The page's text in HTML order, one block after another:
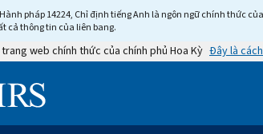
pháp 14224, Chỉ định tiếng Anh là ngôn ngữ chính thức
cả thông tin của liên bang.
web chính thức của chính phủ Hoa Kỳ Đây là
Information